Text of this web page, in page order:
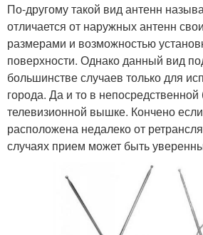
По-другому такой вид антенн
отличается от наружных антенн
размерами и возможностью
поверхности. Однако данный вид
большинстве случаев только для
города. Да и то в непосредственной
телевизионной вышке. Кончено
расположена недалеко от
случаях прием может быть